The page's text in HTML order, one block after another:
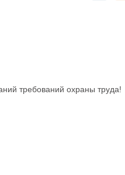
требований охраны труда!